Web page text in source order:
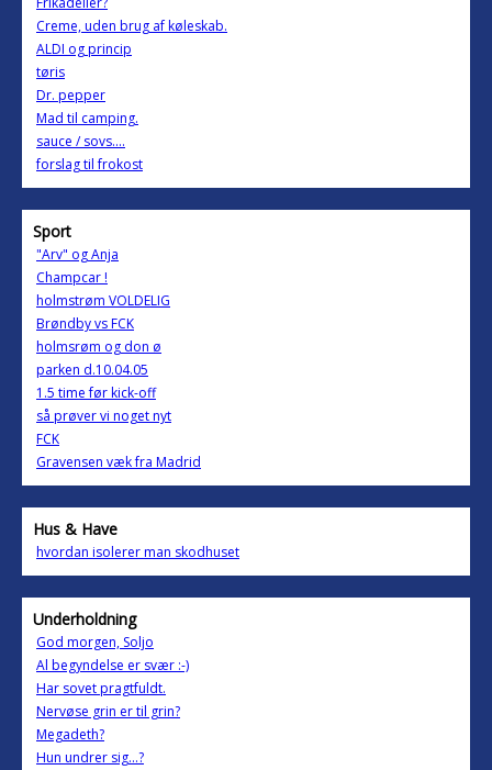
Creme, uden brug af køleskab.
ALDI og princip
tøris
Dr. pepper
Mad til camping.
sauce / sovs....
forslag til frokost
Sport
"Arv" og Anja
Champcar !
holmstrøm VOLDELIG
Brøndby vs FCK
holmsrøm og don ø
parken d.10.04.05
1.5 time før kick-off
så prøver vi noget nyt
FCK
Gravensen væk fra Madrid
Hus & Have
hvordan isolerer man skodhuset
Underholdning
God morgen, Soljo
Al begyndelse er svær :-)
Har sovet pragtfuldt.
Nervøse grin er til grin?
Megadeth?
Hun undrer sig...?